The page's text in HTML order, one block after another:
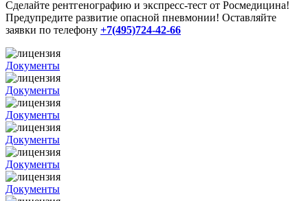
Сделайте рентгенографию и экспресс-тест от Росмедицина!
Предупредите развитие опасной пневмонии! Оставляйте
заявки по телефону +7(495)724-42-66
Документы
Документы
Документы
Документы
Документы
Документы